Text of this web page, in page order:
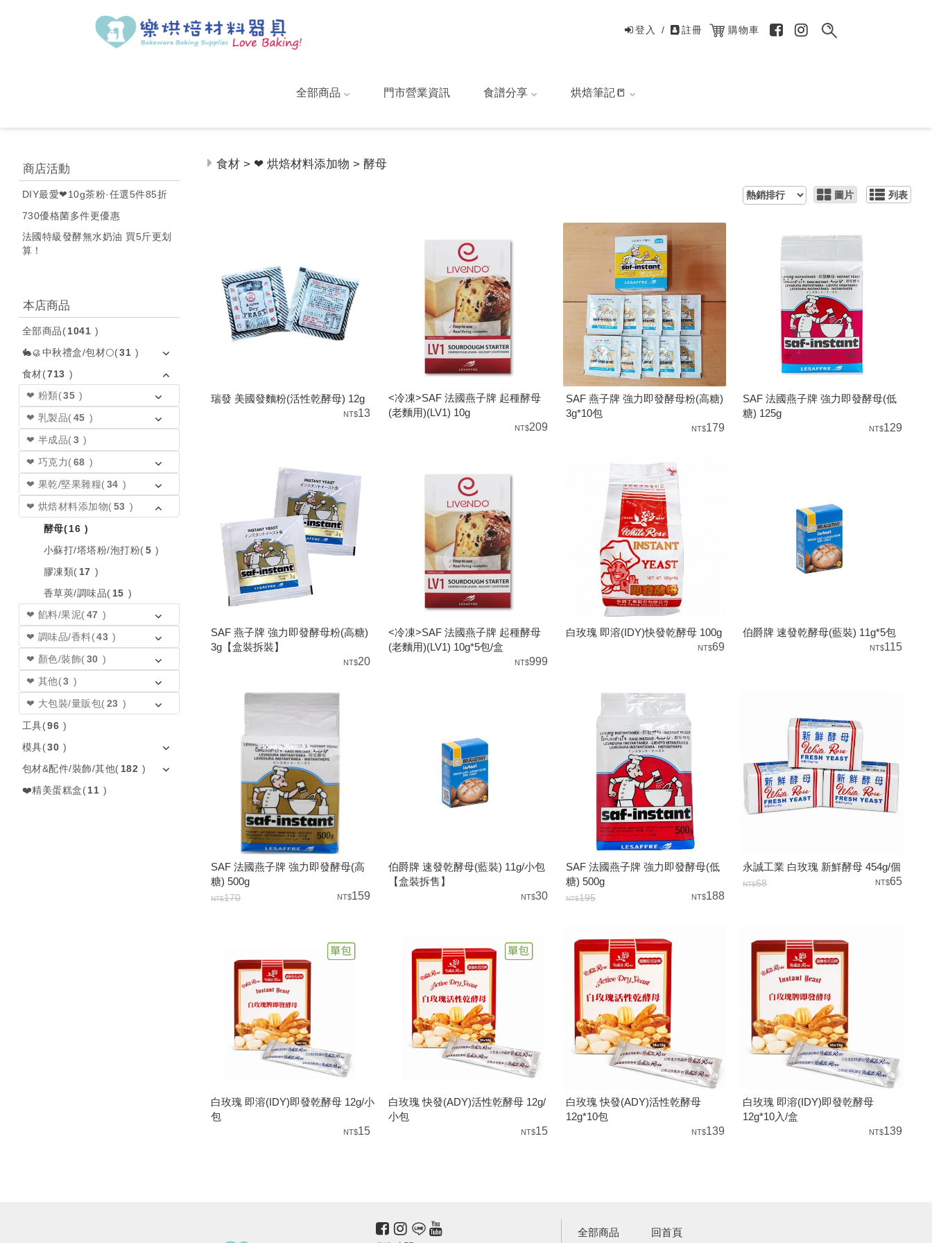
登入 / 註冊 購物車
全部商品 門市營業資訊 食譜分享 烘焙筆記📒
商店活動
DIY最愛❤10g茶粉·任選5件85折
730優格菌多件更優惠
法國特級發酵無水奶油 買5斤更划
算！
本店商品
全部商品(1041 )
🐇🥮中秋禮盒/包材🌕(31 )
食材(713 )
❤ 粉類(35 )
❤ 乳製品(45 )
❤ 半成品(3 )
❤ 巧克力(68 )
❤ 果乾/堅果雜糧(34 )
❤ 烘焙材料添加物(53 )
酵母(16 )
小蘇打/塔塔粉/泡打粉(5 )
膠凍類( 17 )
香草莢/調味品( 15 )
❤ 餡料/果泥(47 )
❤ 調味品/香料(43 )
❤ 顏色/裝飾(30 )
❤ 其他(3 )
❤ 大包裝/量販包(23 )
工具(96 )
模具(30 )
包材&配件/裝飾/其他( 182 )
❤️精美蛋糕盒(11 )
食材 > ❤ 烘焙材料添加物 > 酵母
圖片 列表
瑞發 美國發麵粉(活性乾酵母) 12g
13
<冷凍>SAF 法國燕子牌 起種酵母
(老麵用)(LV1) 10g
209
SAF 燕子牌 強力即發酵母粉(高糖)
3g*10包
179
SAF 法國燕子牌 強力即發酵母(低
糖) 125g
129
SAF 燕子牌 強力即發酵母粉(高糖)
3g【盒裝拆裝】
20
<冷凍>SAF 法國燕子牌 起種酵母
(老麵用)(LV1) 10g*5包/盒
999
白玫瑰 即溶(IDY)快發乾酵母 100g
69
伯爵牌 速發乾酵母(藍裝) 11g*5包
115
SAF 法國燕子牌 強力即發酵母(高
糖) 500g
170 159
伯爵牌 速發乾酵母(藍裝) 11g/小包
【盒裝拆售】
30
SAF 法國燕子牌 強力即發酵母(低
糖) 500g
195 188
永誠工業 白玫瑰 新鮮酵母 454g/個
68 65
白玫瑰 即溶(IDY)即發乾酵母 12g/小
包
15
白玫瑰 快發(ADY)活性乾酵母 12g/
小包
15
白玫瑰 快發(ADY)活性乾酵母
12g*10包
139
白玫瑰 即溶(IDY)即發乾酵母
12g*10入/盒
139
全部商品 回首頁